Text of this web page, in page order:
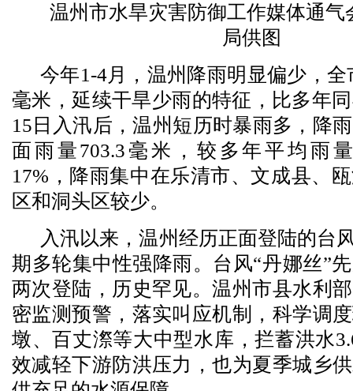
温州市水旱灾害防御工作媒体通气
局供图
今年1-4月，温州降雨明显偏少，全
毫米，延续干旱少雨的特征，比多年
15日入汛后，温州短历时暴雨多，降
面雨量703.3毫米，较多年平均雨
17%，降雨集中在乐清市、文成县、
区和洞头区较少。
入汛以来，温州经历正面登陆的台
期多轮集中性强降雨。台风“丹娜丝”
两次登陆，历史罕见。温州市县水利
密监测预警，落实叫应机制，科学调
墩、百丈漈等大中型水库，拦蓄洪水
效减轻下游防洪压力，也为夏季城乡